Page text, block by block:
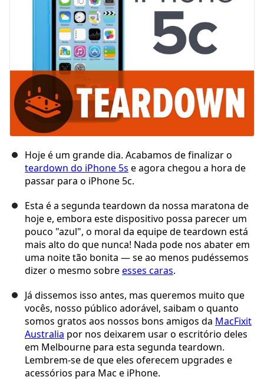
Hoje é um grande dia. Acabamos de finalizar o
teardown do iPhone 5s e agora chegou a hora de
passar para o iPhone 5c.
Esta é a segunda teardown da nossa maratona de
hoje e, embora este dispositivo possa parecer um
pouco "azul", o moral da equipe de teardown está
mais alto do que nunca! Nada pode nos abater em
uma noite tão bonita — se ao menos pudéssemos
dizer o mesmo sobreesses caras.
Já dissemos isso antes, mas queremos muito que
vocês, nosso público adorável, saibam o quanto
somos gratos aos nossos bons amigos da MacFixit
Australia por nos deixarem usar o escritório deles
em Melbourne para esta segunda teardown.
Lembrem-se de que eles oferecem upgrades e
acessórios para Mac e iPhone.